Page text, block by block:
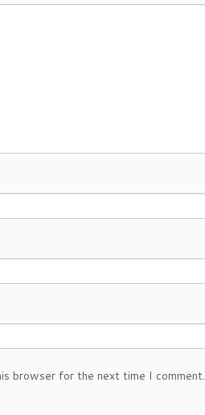
browser for the next time I comment.